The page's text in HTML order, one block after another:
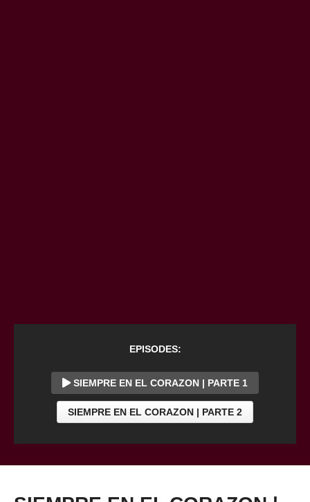
EPISODES:
SIEMPRE EN EL CORAZON | PARTE 1
SIEMPRE EN EL CORAZON | PARTE 2